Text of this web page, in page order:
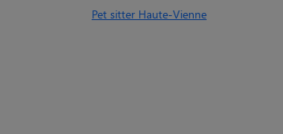
Pet sitter Haute-Vienne